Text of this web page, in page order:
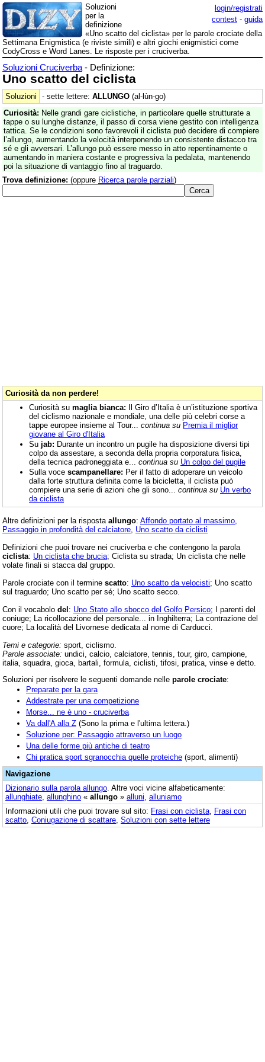
login/registrati
contest - guida
Soluzioni
per la
definizione
«Uno scatto del ciclista» per le parole crociate della
Settimana Enigmistica (e riviste simili) e altri giochi enigmistici come
CodyCross e Word Lanes. Le risposte per i cruciverba.
Soluzioni Cruciverba - Definizione:
Uno scatto del ciclista
Soluzioni - sette lettere: ALLUNGO (al-lùn-go)
Curiosità: Nelle grandi gare ciclistiche, in particolare quelle strutturate a
tappe o su lunghe distanze, il passo di corsa viene gestito con intelligenza
tattica. Se le condizioni sono favorevoli il ciclista può decidere di compiere
l’allungo, aumentando la velocità interponendo un consistente distacco tra
sé e gli avversari. L’allungo può essere messo in atto repentinamente o
aumentando in maniera costante e progressiva la pedalata, mantenendo
poi la situazione di vantaggio fino al traguardo.
Trova definizione: (oppure Ricerca parole parziali)
Curiosità da non perdere!
Curiosità su maglia bianca: Il Giro d’Italia è un’istituzione sportiva
del ciclismo nazionale e mondiale, una delle più celebri corse a
tappe europee insieme al Tour... continua su Premia il miglior
giovane al Giro d'Italia
Su jab: Durante un incontro un pugile ha disposizione diversi tipi
colpo da assestare, a seconda della propria corporatura fisica,
della tecnica padroneggiata e... continua su Un colpo del pugile
Sulla voce scampanellare: Per il fatto di adoperare un veicolo
dalla forte struttura definita come la bicicletta, il ciclista può
compiere una serie di azioni che gli sono... continua su Un verbo
da ciclista
Altre definizioni per la risposta allungo: Affondo portato al massimo
Passaggio in profondità del calciatore Uno scatto da ciclisti
Definizioni che puoi trovare nei cruciverba e che contengono la parola
ciclista: Un ciclista che brucia; Ciclista su strada; Un ciclista che nelle
volate finali si stacca dal gruppo.
Parole crociate con il termine scatto: Uno scatto da velocisti; Uno scatto
sul traguardo; Uno scatto per sé; Uno scatto secco.
Con il vocabolo del: Uno Stato allo sbocco del Golfo Persico; I parenti del
coniuge; La ricollocazione del personale... in Inghilterra; La contrazione del
cuore; La località del Livornese dedicata al nome di Carducci.
Temi e categorie: sport, ciclismo.
Parole associate: undici, calcio, calciatore, tennis, tour, giro, campione,
italia, squadra, gioca, bartali, formula, ciclisti, tifosi, pratica, vinse e detto.
Soluzioni per risolvere le seguenti domande nelle parole crociate:
Preparate per la gara
Addestrate per una competizione
Morse... ne è uno - cruciverba
Va dall'A alla Z (Sono la prima e l'ultima lettera.)
Soluzione per: Passaggio attraverso un luogo
Una delle forme più antiche di teatro
Chi pratica sport sgranocchia quelle proteiche (sport, alimenti)
Navigazione
Dizionario sulla parola allungo . Altre voci vicine alfabeticamente:
allunghiate allunghino « allungo » alluni alluniamo
Informazioni utili che puoi trovare sul sito: Frasi con ciclista Frasi con
scatto Coniugazione di scattare Soluzioni con sette lettere